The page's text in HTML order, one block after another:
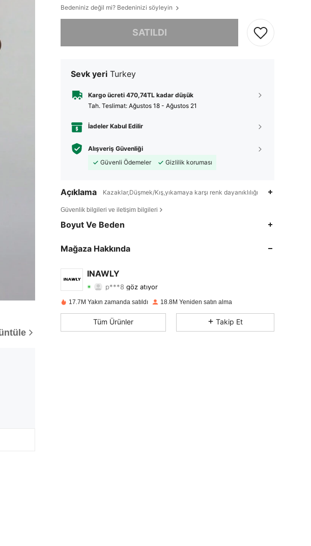
Bedeniniz değil mi? Bedeninizi söyleyin
SATILDI
Üzgünüm, ürün tükendi.
Sevk yeri Turkey
Kargo ücreti 470,74TL kadar düşük
Tah. Teslimat: Ağustos 18 - Ağustos 21
İadeler Kabul Edilir
Alışveriş Güvenliği
Güvenli Ödemeler
Gizlilik koruması
Açıklama Kazaklar,Düşmek/Kış,yıkamaya karşı renk dayanıklılığı
Güvenlik bilgileri ve iletişim bilgileri
Boyut Ve Beden
Mağaza Hakkında
INAWLY
4,82 Derecelendirme
4,82 17K 1.1M
17.7M Yakın zamanda satıldı 18.8M Yeniden satın alma
Tüm Ürünler Takip Et